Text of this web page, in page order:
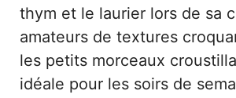
thym et le laurier lors de sa
amateurs de textures
les petits morceaux
idéale pour les soirs de